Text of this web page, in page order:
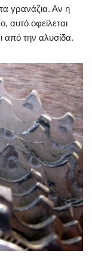
γρανάζια. Αν η
αυτό οφείλεται
από την αλυσίδα.